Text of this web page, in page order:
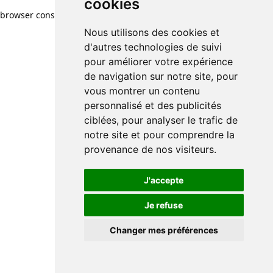
cookies
Nous utilisons des cookies et
d'autres technologies de suivi
pour améliorer votre expérience
de navigation sur notre site, pour
vous montrer un contenu
personnalisé et des publicités
ciblées, pour analyser le trafic de
notre site et pour comprendre la
provenance de nos visiteurs.
J'accepte
Je refuse
Changer mes préférences
browser console for more information)